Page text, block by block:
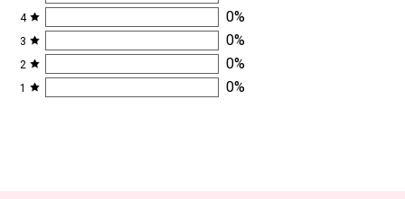
4 0%
3 0%
2 0%
1 0%